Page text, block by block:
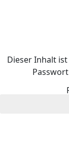
Dieser Inhalt